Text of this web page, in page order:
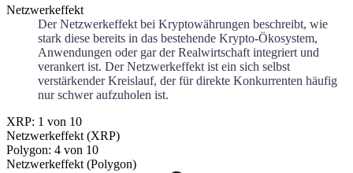
Netzwerkeffekt
Der Netzwerkeffekt bei Kryptowährungen beschreibt, wie
stark diese bereits in das bestehende Krypto-Ökosystem,
Anwendungen oder gar der Realwirtschaft integriert und
verankert ist. Der Netzwerkeffekt ist ein sich selbst
verstärkender Kreislauf, der für direkte Konkurrenten häufig
nur schwer aufzuholen ist.
XRP: 1 von 10
Netzwerkeffekt (XRP)
Polygon: 4 von 10
Netzwerkeffekt (Polygon)